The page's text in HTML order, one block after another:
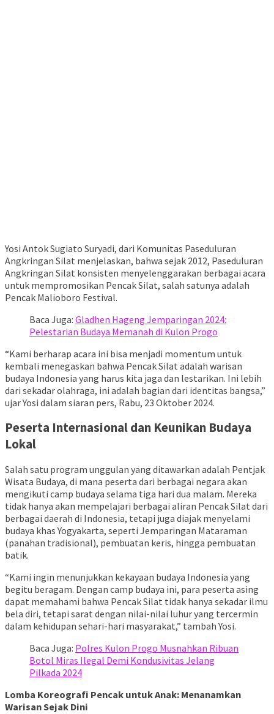
Yosi Antok Sugiato Suryadi, dari Komunitas Paseduluran
Angkringan Silat menjelaskan, bahwa sejak 2012, Paseduluran
Angkringan Silat konsisten menyelenggarakan berbagai acara
untuk mempromosikan Pencak Silat, salah satunya adalah
Pencak Malioboro Festival.
Baca Juga: Gladhen Hageng Jemparingan 2024:
Pelestarian Budaya Memanah di Kulon Progo
“Kami berharap acara ini bisa menjadi momentum untuk
kembali menegaskan bahwa Pencak Silat adalah warisan
budaya Indonesia yang harus kita jaga dan lestarikan. Ini lebih
dari sekadar olahraga, ini adalah bagian dari identitas bangsa,”
ujar Yosi dalam siaran pers, Rabu, 23 Oktober 2024.
Peserta Internasional dan Keunikan Budaya
Lokal
Salah satu program unggulan yang ditawarkan adalah Pentjak
Wisata Budaya, di mana peserta dari berbagai negara akan
mengikuti camp budaya selama tiga hari dua malam. Mereka
tidak hanya akan mempelajari berbagai aliran Pencak Silat dari
berbagai daerah di Indonesia, tetapi juga diajak menyelami
budaya khas Yogyakarta, seperti Jemparingan Mataraman
(panahan tradisional), pembuatan keris, hingga pembuatan
batik.
“Kami ingin menunjukkan kekayaan budaya Indonesia yang
begitu beragam. Dengan camp budaya ini, para peserta asing
dapat memahami bahwa Pencak Silat tidak hanya sekadar ilmu
bela diri, tetapi sarat dengan nilai-nilai luhur yang tercermin
dalam kehidupan sehari-hari masyarakat,” tambah Yosi.
Baca Juga: Polres Kulon Progo Musnahkan Ribuan
Botol Miras Ilegal Demi Kondusivitas Jelang
Pilkada 2024
Lomba Koreografi Pencak untuk Anak: Menanamkan
Warisan Sejak Dini